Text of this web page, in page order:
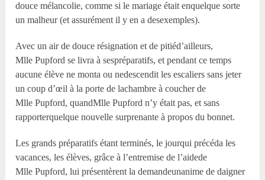
douce mélancolie, comme si le mariage était enquelque sorte
un malheur (et assurément il y en a desexemples).
Avec un air de douce résignation et de pitiéd’ailleurs,
Mlle Pupford se livra à sespréparatifs, et pendant ce temps
aucune élève ne monta ou nedescendit les escaliers sans jeter
un coup d’œil à la porte de lachambre à coucher de
Mlle Pupford, quandMlle Pupford n’y était pas, et sans
rapporterquelque nouvelle surprenante à propos du bonnet.
Les grands préparatifs étant terminés, le jourqui précéda les
vacances, les élèves, grâce à l’entremise de l’aidede
Mlle Pupford, lui présentèrent la demandeunanime de daigner